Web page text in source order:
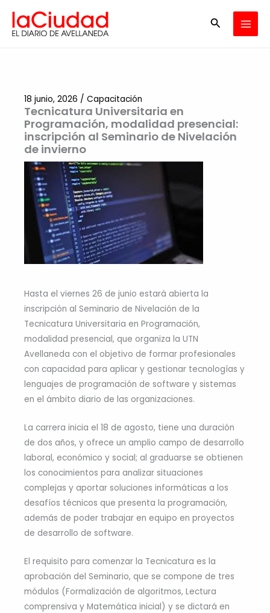
contenido
Buscar
Tecnicatura Universitaria en
Programación, modalidad presencial:
inscripción al Seminario de Nivelación
de invierno
18 junio, 2026 / Capacitación
Hasta el viernes 26 de junio estará abierta la
inscripción al Seminario de Nivelación de la
Tecnicatura Universitaria en Programación,
modalidad presencial, que organiza la UTN
Avellaneda con el objetivo de formar profesionales
con capacidad para aplicar y gestionar tecnologías y
lenguajes de programación de software y sistemas
en el ámbito diario de las organizaciones.
La carrera inicia el 18 de agosto, tiene una duración
de dos años, y ofrece un amplio campo de desarrollo
laboral, económico y social; al graduarse se obtienen
los conocimientos para analizar situaciones
complejas y aportar soluciones informáticas a los
desafíos técnicos que presenta la programación,
además de poder trabajar en equipo en proyectos
de desarrollo de software.
El requisito para comenzar la Tecnicatura es la
aprobación del Seminario, que se compone de tres
módulos (Formalización de algoritmos, Lectura
comprensiva y Matemática inicial) y se dictará en